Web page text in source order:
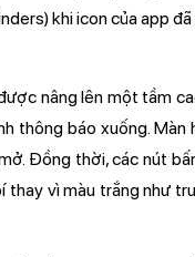
khi icon của app
nâng lên một tầm
thông báo xuống.
Đồng thời, các nút
vì màu trắng như